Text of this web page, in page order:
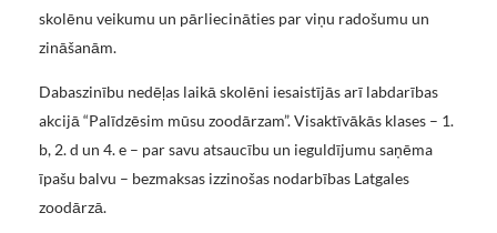
skolēnu veikumu un pārliecināties par viņu radošumu un
zināšanām.
Dabaszinību nedēļas laikā skolēni iesaistījās arī labdarības
akcijā “Palīdzēsim mūsu zoodārzam”. Visaktīvākās klases – 1.
b, 2. d un 4. e – par savu atsaucību un ieguldījumu saņēma
īpašu balvu – bezmaksas izzinošas nodarbības Latgales
zoodārzā.